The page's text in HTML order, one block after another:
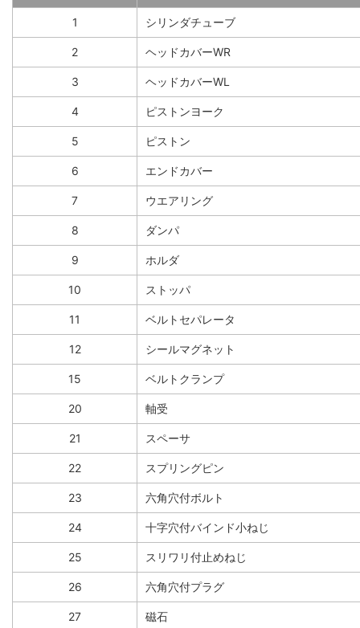
1 シリンダチューブ
2 ヘッドカバーWR
3 ヘッドカバーWL
4 ピストンヨーク
5 ピストン
6 エンドカバー
7 ウエアリング
8 ダンパ
9 ホルダ
10 ストッパ
11 ベルトセパレータ
12 シールマグネット
15 ベルトクランプ
20 軸受
21 スペーサ
22 スプリングピン
23 六角穴付ボルト
24 十字穴付バインド小ねじ
25 スリワリ付止めねじ
26 六角穴付プラグ
27 磁石